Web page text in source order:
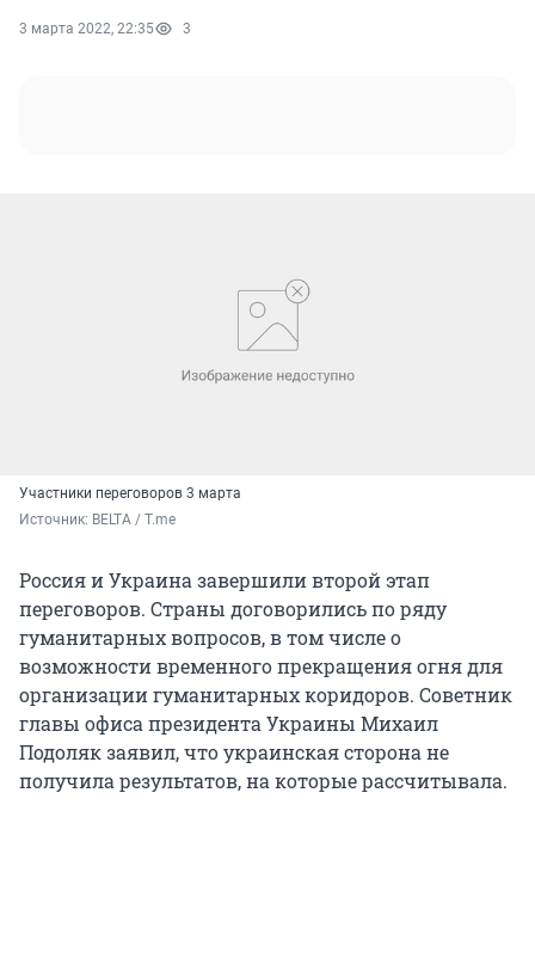
3 марта 2022, 22:35 3
Участники переговоров 3 марта
Источник: BELTA / T.me
Россия и Украина завершили второй этап
переговоров. Страны договорились по ряду
гуманитарных вопросов, в том числе о
возможности временного прекращения огня для
организации гуманитарных коридоров. Советник
главы офиса президента Украины Михаил
Подоляк заявил, что украинская сторона не
получила результатов, на которые рассчитывала.